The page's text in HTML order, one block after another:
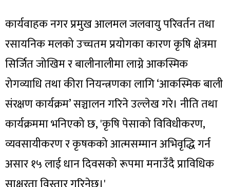
कार्यवाहक नगर प्रमुख आलमल जलवायु परिवर्तन तथा
रसायनिक मलको उच्चतम प्रयोगका कारण कृषि क्षेत्रमा
सिर्जित जोखिम र बालीनालीमा लाग्ने आकस्मिक
रोगव्याधि तथा कीरा नियन्त्रणका लागि ‘आकस्मिक बाली
संरक्षण कार्यक्रम’ सञ्चालन गरिने उल्लेख गरे। नीति तथा
कार्यक्रममा भनिएको छ, 'कृषि पेसाको विविधीकरण,
व्यवसायीकरण र कृषकको आत्मसम्मान अभिवृद्धि गर्न
असार १५ लाई धान दिवसको रूपमा मनाउँदै प्राविधिक